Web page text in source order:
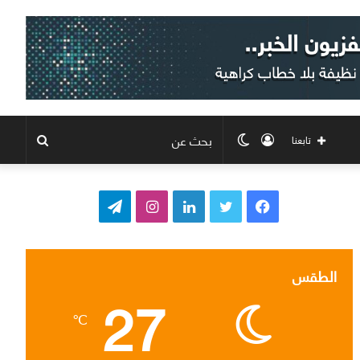
الوضع
المظلم
تسجيل
الدخول
تابعنا
ف
ب
و
ت
ق
ت
ر
الطقس 27
℃